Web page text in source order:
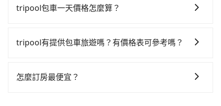
費時2小時43分鐘。選擇搭乘高鐵而不預約包車，不僅每
有兩位乘車，也可參考tripool的拼車共乘服務，最多可
數超過四位，更是沒有較大的七人座或九人座可供選
修理，每一次租車都好像在開樂透一樣。另外，偶爾也
車或者要載其他乘客的人來說就有不小的風險。最後，
上台中市有些計程車司機不按錶計費，約有27%會採現
但當你們人數超過四位時，叫兩輛計程車的費用就貴
擇： 預算：不同交通工具價格不同，可先確定您的預
比較寬鬆且不介意耗時轉乘可選大眾運輸或較貴的計程
車。 時間：需在特定時間到達目的地可選包車或計程
tripool包車一天價格怎麼算？
需行程的公里數及車型而有所不同，建議可以直接上旅
tripool有提供包車旅遊嗎？有價格表可參考嗎？
車旅遊，從單純的單趟接送到算時間的計時包車都有，
怎麼訂房最便宜？